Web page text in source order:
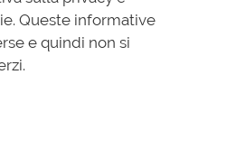
Queste informative
e quindi non si